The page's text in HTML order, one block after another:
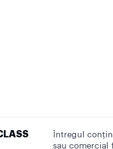
Întregul
sau comercial